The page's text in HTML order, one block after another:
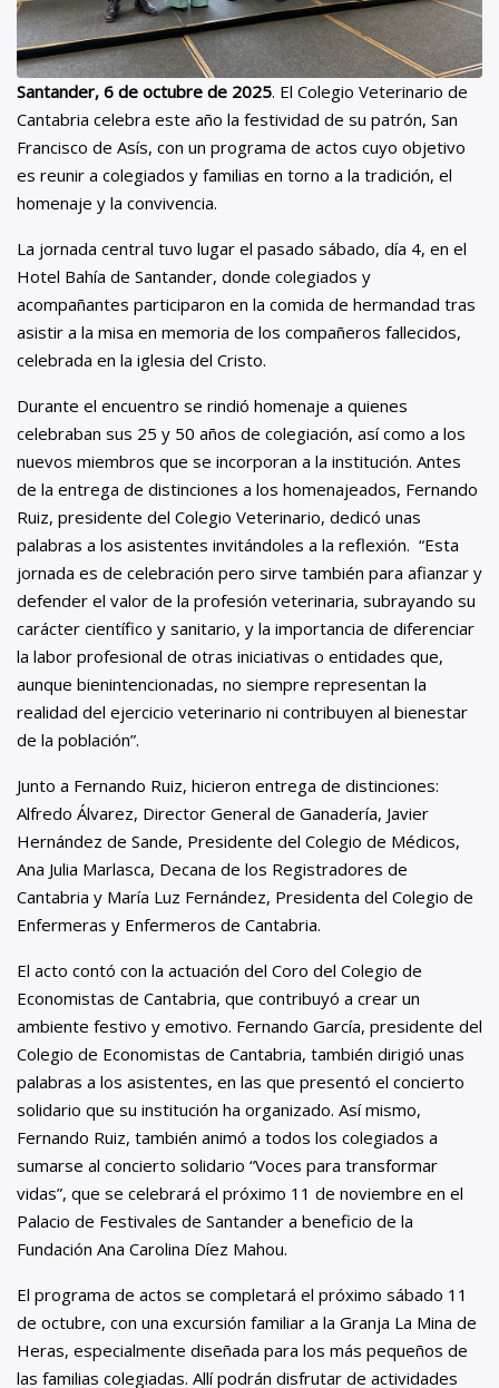
Santander, 6 de octubre de 2025. El Colegio Veterinario de
Cantabria celebra este año la festividad de su patrón, San
Francisco de Asís, con un programa de actos cuyo objetivo
es reunir a colegiados y familias en torno a la tradición, el
homenaje y la convivencia.
La jornada central tuvo lugar el pasado sábado, día 4, en el
Hotel Bahía de Santander, donde colegiados y
acompañantes participaron en la comida de hermandad tras
asistir a la misa en memoria de los compañeros fallecidos,
celebrada en la iglesia del Cristo.
Durante el encuentro se rindió homenaje a quienes
celebraban sus 25 y 50 años de colegiación, así como a los
nuevos miembros que se incorporan a la institución. Antes
de la entrega de distinciones a los homenajeados, Fernando
Ruiz, presidente del Colegio Veterinario, dedicó unas
palabras a los asistentes invitándoles a la reflexión. “Esta
jornada es de celebración pero sirve también para afianzar y
defender el valor de la profesión veterinaria, subrayando su
carácter científico y sanitario, y la importancia de diferenciar
la labor profesional de otras iniciativas o entidades que,
aunque bienintencionadas, no siempre representan la
realidad del ejercicio veterinario ni contribuyen al bienestar
de la población”.
Junto a Fernando Ruiz, hicieron entrega de distinciones:
Alfredo Álvarez, Director General de Ganadería, Javier
Hernández de Sande, Presidente del Colegio de Médicos,
Ana Julia Marlasca, Decana de los Registradores de
Cantabria y María Luz Fernández, Presidenta del Colegio de
Enfermeras y Enfermeros de Cantabria.
El acto contó con la actuación del Coro del Colegio de
Economistas de Cantabria, que contribuyó a crear un
ambiente festivo y emotivo. Fernando García, presidente del
Colegio de Economistas de Cantabria, también dirigió unas
palabras a los asistentes, en las que presentó el concierto
solidario que su institución ha organizado. Así mismo,
Fernando Ruiz, también animó a todos los colegiados a
sumarse al concierto solidario “Voces para transformar
vidas”, que se celebrará el próximo 11 de noviembre en el
Palacio de Festivales de Santander a beneficio de la
Fundación Ana Carolina Díez Mahou.
El programa de actos se completará el próximo sábado 11
de octubre, con una excursión familiar a la Granja La Mina de
Heras, especialmente diseñada para los más pequeños de
las familias colegiadas. Allí podrán disfrutar de actividades